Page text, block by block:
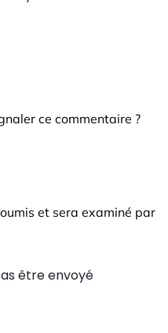
ce commentaire ?
et sera examiné par
être envoyé